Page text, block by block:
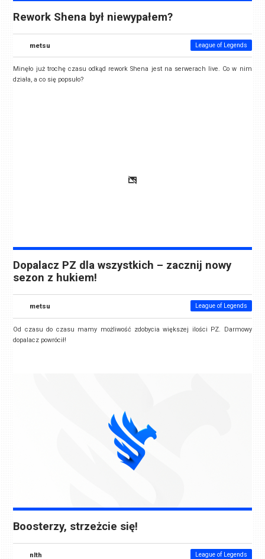
Rework Shena był niewypałem?
metsu League of Legends
Minęło już trochę czasu odkąd rework Shena jest na serwerach live. Co w nim
działa, a co się popsuło?
Dopalacz PZ dla wszystkich – zacznij nowy
sezon z hukiem!
metsu League of Legends
Od czasu do czasu mamy możliwość zdobycia większej ilości PZ. Darmowy
dopalacz powrócił!
Boosterzy, strzeżcie się!
nlth League of Legends